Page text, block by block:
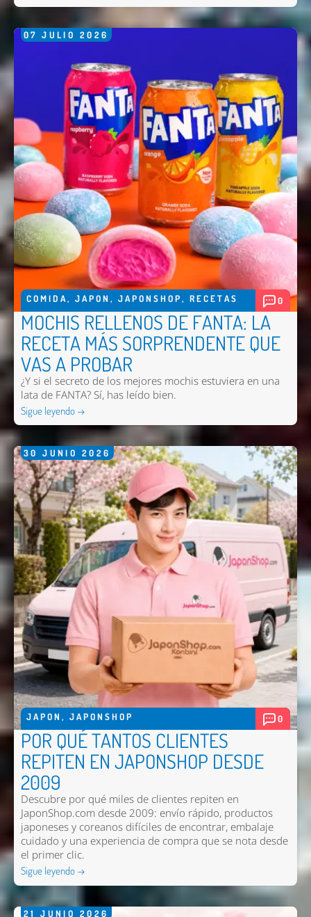
07 JULIO 2026
COMIDA, JAPON , JAPONSHOP, RECETAS 0
MOCHIS RELLENOS DE FANTA: LA
RECETA MÁS SORPRENDENTE QUE
VAS A PROBAR
¿Y si el secreto de los mejores mochis estuviera en una
lata de FANTA? Sí, has leído bien.
Sigue leyendo →
30 JUNIO 2026
JAPON , JAPONSHOP 0
POR QUÉ TANTOS CLIENTES
REPITEN EN JAPONSHOP DESDE
2009
Descubre por qué miles de clientes repiten en
JaponShop.com desde 2009: envío rápido, productos
japoneses y coreanos difíciles de encontrar, embalaje
cuidado y una experiencia de compra que se nota desde
el primer clic.
Sigue leyendo →
21 JUNIO 2026